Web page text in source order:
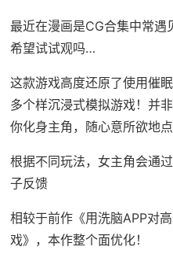
最近在漫画是CG合集中常遇
希望试试观吗…
这款游戏高度还原了使用催
多个样沉浸式模拟游戏！并
你化身主角，随心意所欲地点
根据不同玩法，女主角会通
子反馈
相较于前作《用洗脑APP对
戏》，本作整个面优化！